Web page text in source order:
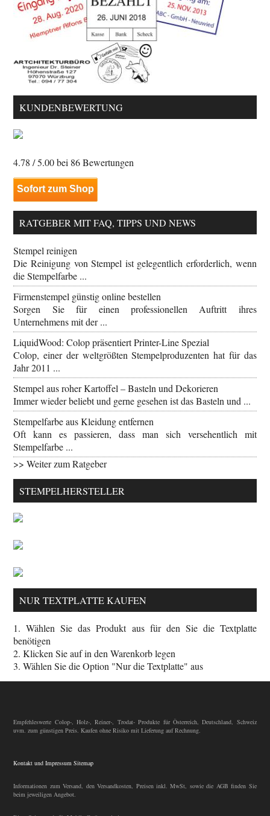
KUNDENBEWERTUNG
4.78 / 5.00 bei 86Bewertungen
Sofort zum Shop
RATGEBER MIT FAQ, TIPPS UND NEWS
Stempel reinigen
Die Reinigung von Stempel ist gelegentlich erforderlich, wenn
die Stempelfarbe ...
Firmenstempel günstig online bestellen
Sorgen Sie für einen professionellen Auftritt ihres
Unternehmens mit der ...
LiquidWood: Colop präsentiert Printer-Line Spezial
Colop, einer der weltgrößten Stempelproduzenten hat für das
Jahr 2011 ...
Stempel aus roher Kartoffel – Basteln und Dekorieren
Immer wieder beliebt und gerne gesehen ist das Basteln und ...
Stempelfarbe aus Kleidung entfernen
Oft kann es passieren, dass man sich versehentlich mit
Stempelfarbe ...
>> Weiter zum Ratgeber
STEMPELHERSTELLER
NUR TEXTPLATTE KAUFEN
1. Wählen Sie das Produkt aus für den Sie die Textplatte
benötigen
2. Klicken Sie auf in den Warenkorb legen
3. Wählen Sie die Option "Nur die Textplatte" aus
Empfehleswerte Colop-, Holz-, Reiner-, Trodat- Produkte für Österreich, Deutschland, Schweiz
uvm. zum günstigen Preis. Kaufen ohne Risiko mit Lieferung auf Rechnung.
Kontakt und Impressum Sitemap
Informationen zum Versand, den Versandkosten, Preisen inkl. MwSt, sowie die AGB finden Sie
beim jeweiligen Angebot.